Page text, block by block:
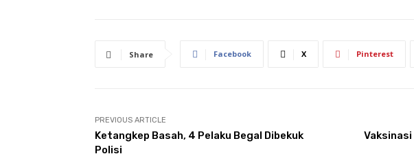
Share Facebook X Pinterest
PREVIOUS ARTICLE
Ketangkep Basah, 4 Pelaku Begal Dibekuk
Polisi
Vaksinasi